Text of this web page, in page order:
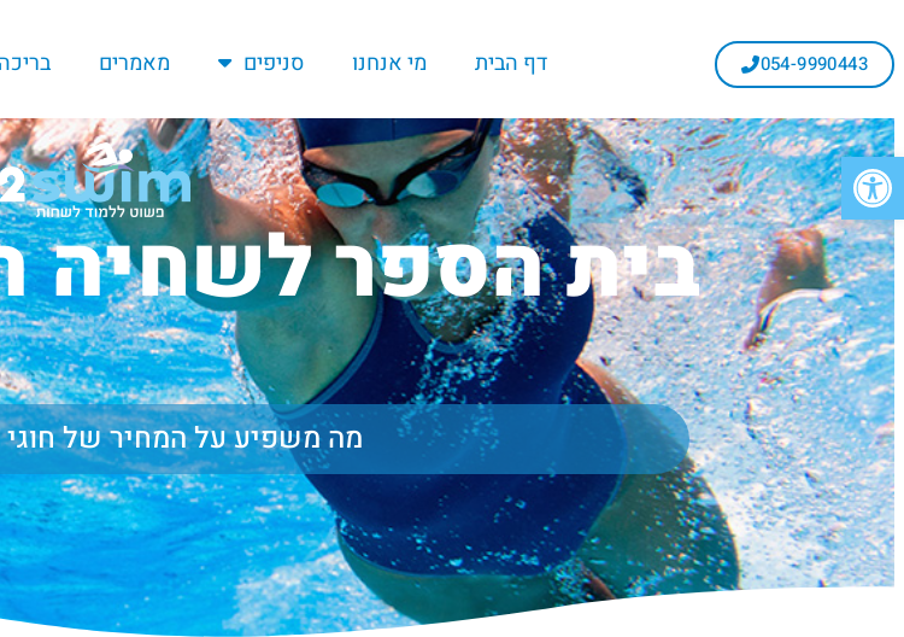
פתח סרגל נגישות
054-9990443 דף הבית מי אנחנו סניפים מאמרים
בית הספר לשחיה
מה משפיע על המחיר של